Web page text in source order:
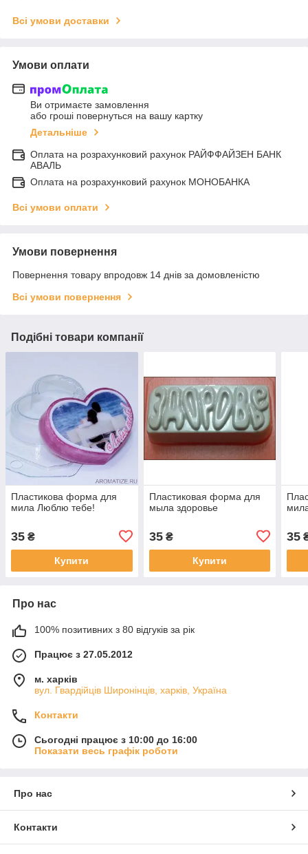
Всі умови доставки
Умови оплати
Ви отримаєте замовлення
або гроші повернуться на вашу картку
Детальніше
Оплата на розрахунковий рахунок РАЙФФАЙЗЕН БАНК
АВАЛЬ
Оплата на розрахунковий рахунок МОНОБАНКА
Всі умови оплати
Умови повернення
Повернення товару впродовж 14 днів за домовленістю
Всі умови повернення
Подібні товари компанії
Пластикова форма для
мила Люблю тебе!
35 ₴
Купити
Пластиковая форма для
мыла здоровье
35₴
Купити
35
Про нас
100% позитивних з 80 відгуків за рік
Працює з 27.05.2012
м. харків
вул. Гвардійців Широнінців, харків, Україна
Контакти
Сьогодні працює з 10:00 до 16:00
Показати весь графік роботи
Про нас
Контакти